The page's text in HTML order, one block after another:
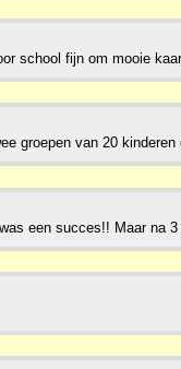
school fijn om mooie
groepen van 20
een succes!! Maar na